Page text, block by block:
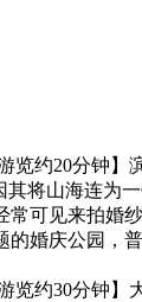
览约20分钟】
其将山海连为
常可见来拍婚
的婚庆公园，
览约30分钟】